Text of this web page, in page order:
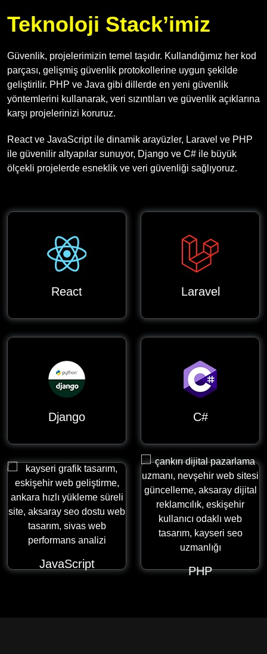
Teknoloji Stack’imiz
Güvenlik, projelerimizin temel taşıdır. Kullandığımız her kod
parçası, gelişmiş güvenlik protokollerine uygun şekilde
geliştirilir. PHP ve Java gibi dillerde en yeni güvenlik
yöntemlerini kullanarak, veri sızıntıları ve güvenlik açıklarına
karşı projelerinizi koruruz.
React ve JavaScript ile dinamik arayüzler, Laravel ve PHP
ile güvenilir altyapılar sunuyor, Django ve C# ile büyük
ölçekli projelerde esneklik ve veri güvenliği sağlıyoruz.
React Laravel
Django C#
JavaScript
PHP